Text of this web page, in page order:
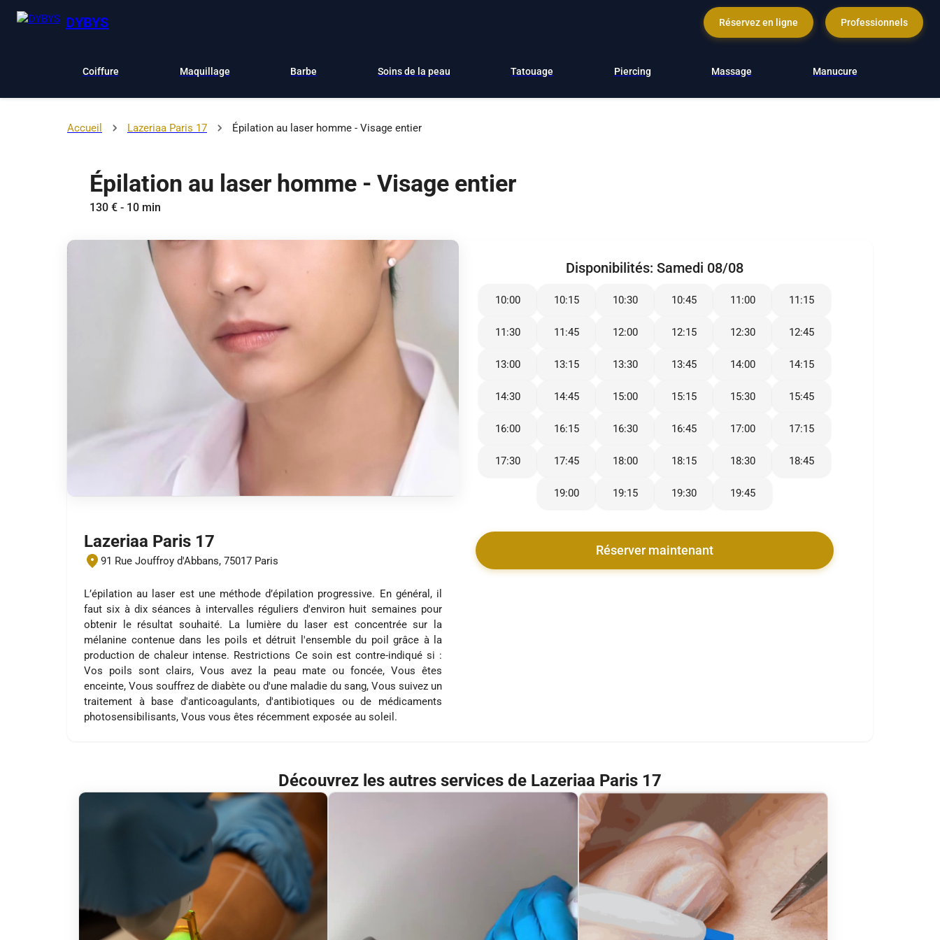
DYBYS Réservez en ligne Professionnels
Coiffure Maquillage Barbe Soins de la peau Tatouage Piercing Massage Manucure
Accueil Lazeriaa Paris 17 Épilation au laser homme - Visage entier
Épilation au laser homme - Visage entier
130 € - 10 min
Lazeriaa Paris 17
91 Rue Jouffroy d'Abbans, 75017 Paris
L’épilation au laser est une méthode d’épilation progressive. En général, il
faut six à dix séances à intervalles réguliers d'environ huit semaines pour
obtenir le résultat souhaité. La lumière du laser est concentrée sur la
mélanine contenue dans les poils et détruit l'ensemble du poil grâce à la
production de chaleur intense. Restrictions Ce soin est contre-indiqué si :
Vos poils sont clairs, Vous avez la peau mate ou foncée, Vous êtes
enceinte, Vous souffrez de diabète ou d'une maladie du sang, Vous suivez un
traitement à base d'anticoagulants, d'antibiotiques ou de médicaments
photosensibilisants, Vous vous êtes récemment exposée au soleil.
Disponibilités: Samedi 08/08
10:00 10:15 10:30 10:45 11:00 11:15
11:30 11:45 12:00 12:15 12:30 12:45
13:00 13:15 13:30 13:45 14:00 14:15
14:30 14:45 15:00 15:15 15:30 15:45
16:00 16:15 16:30 16:45 17:00 17:15
17:30 17:45 18:00 18:15 18:30 18:45
19:00 19:15 19:30 19:45
Réserver maintenant
Découvrez les autres services de Lazeriaa Paris 17